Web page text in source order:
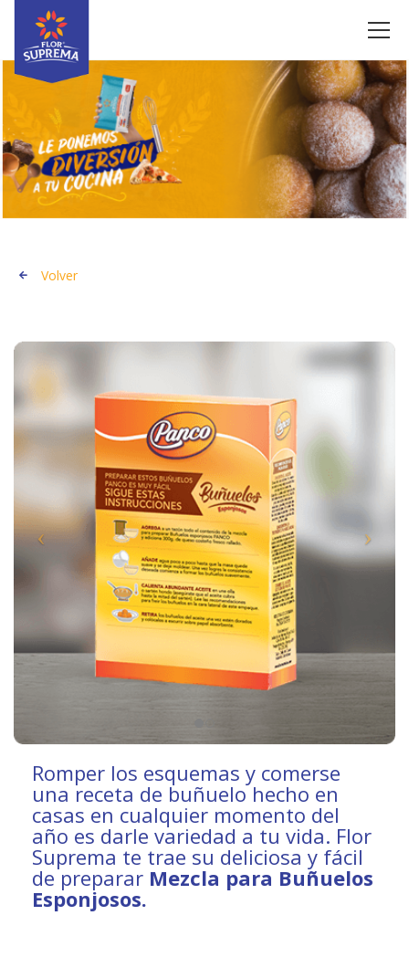
Volver
Romper los esquemas y comerse
una receta de buñuelo hecho en
casas en cualquier momento del
año es darle variedad a tu vida. Flor
Suprema te trae su deliciosa y fácil
de preparar Mezcla para Buñuelos
Esponjosos.